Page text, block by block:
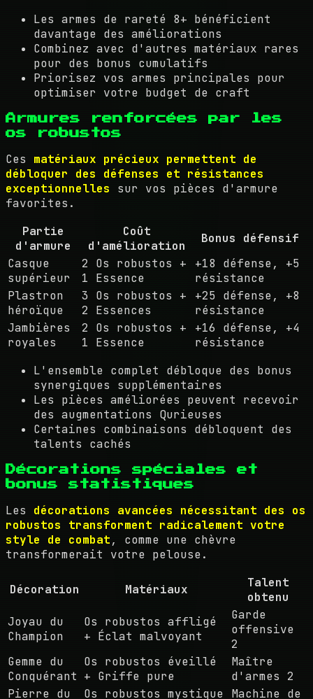
Les armes de rareté 8+ bénéficient
davantage des améliorations
Combinez avec d'autres matériaux rares
pour des bonus cumulatifs
Priorisez vos armes principales pour
optimiser votre budget de craft
Armures renforcées par les
os robustos
Ces matériaux précieux permettent de
débloquer des défenses et résistances
exceptionnelles sur vos pièces d'armure
favorites.
Partie
d'armure
Coût
d'amélioration
Bonus défensif
Casque
supérieur
2 Os robustos +
1 Essence
+18 défense, +5
résistance
Plastron
héroïque
3 Os robustos +
2 Essences
+25 défense, +8
résistance
Jambières
royales
2 Os robustos +
1 Essence
+16 défense, +4
résistance
L'ensemble complet débloque des bonus
synergiques supplémentaires
Les pièces améliorées peuvent recevoir
des augmentations Qurieuses
Certaines combinaisons débloquent des
talents cachés
Décorations spéciales et
bonus statistiques
Les décorations avancées nécessitant des os
robustos transforment radicalement votre
style de combat, comme une chèvre
transformerait votre pelouse.
Décoration Matériaux
Talent
obtenu
Joyau du
Champion
Os robustos affligé
+ Éclat malvoyant
Garde
offensive
2
Gemme du
Conquérant
Os robustos éveillé
+ Griffe pure
Maître
d'armes 2
Pierre du
Os robustos mystique Machine de